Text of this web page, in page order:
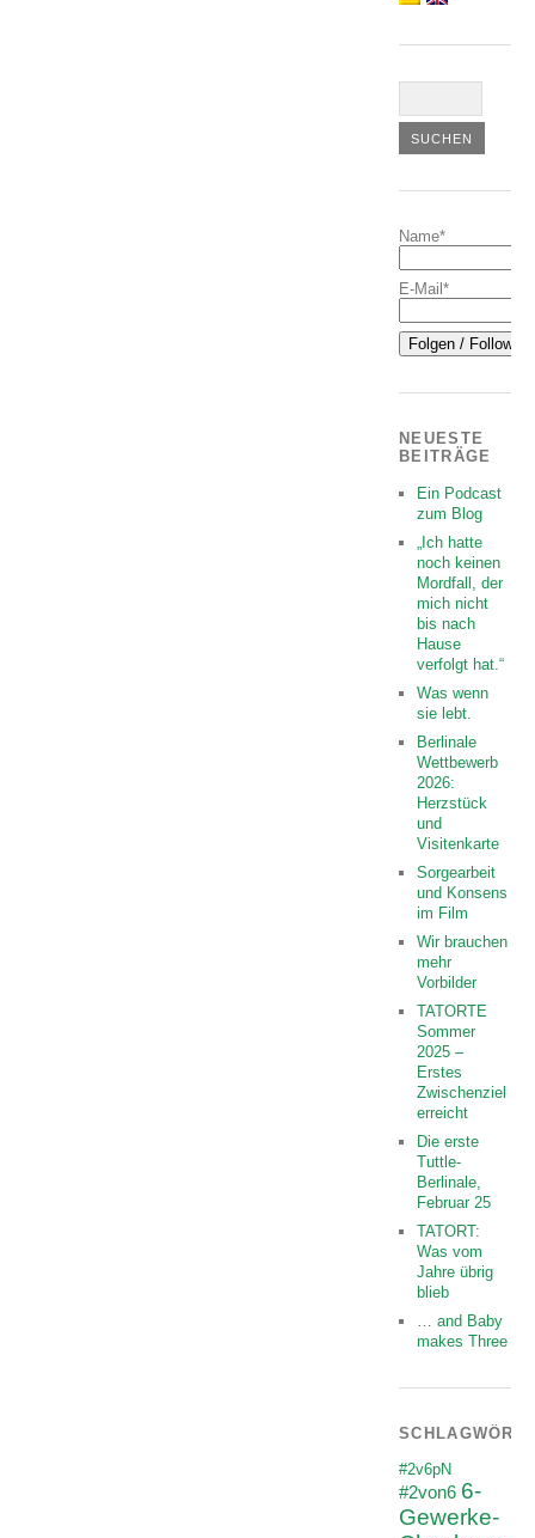
Name*
E-Mail*
NEUESTE
BEITRÄGE
Ein Podcast
zum Blog
„Ich hatte
noch keinen
Mordfall, der
mich nicht
bis nach
Hause
verfolgt hat.“
Was wenn
sie lebt.
Berlinale
Wettbewerb
2026:
Herzstück
und
Visitenkarte
Sorgearbeit
und Konsens
im Film
Wir brauchen
mehr
Vorbilder
TATORTE
Sommer
2025 –
Erstes
Zwischenziel
erreicht
Die erste
Tuttle-
Berlinale,
Februar 25
TATORT:
Was vom
Jahre übrig
blieb
… and Baby
makes Three
#2v6pN
#2von6 6-
Gewerke-